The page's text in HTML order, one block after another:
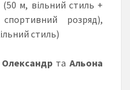
(50 м, вільний стиль +
розряд),
стиль)
Олександрта Альона